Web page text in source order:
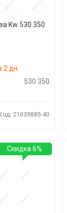
Kw 530 350
2 дн.
530 350
Код: 21039885-40
Скидка 6%